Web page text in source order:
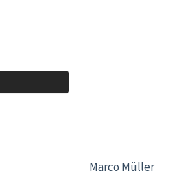
Marco Müller